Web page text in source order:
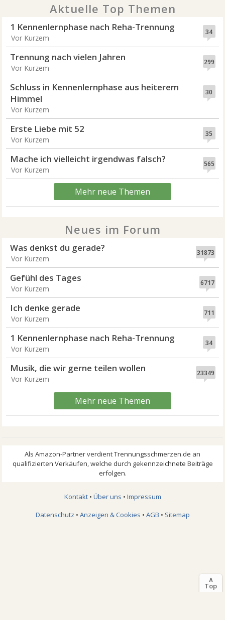
Aktuelle Top Themen
34
1 Kennenlernphase nach Reha-Trennung
Vor Kurzem
299
Trennung nach vielen Jahren
Vor Kurzem
30
Schluss in Kennenlernphase aus heiterem
Himmel
Vor Kurzem
35
Erste Liebe mit 52
Vor Kurzem
565
Mache ich vielleicht irgendwas falsch?
Vor Kurzem
Mehr neue Themen
Neues im Forum
31873
Was denkst du gerade?
Vor Kurzem
6717
Gefühl des Tages
Vor Kurzem
711
Ich denke gerade
Vor Kurzem
34
1 Kennenlernphase nach Reha-Trennung
Vor Kurzem
23349
Musik, die wir gerne teilen wollen
Vor Kurzem
Mehr neue Themen
Kontakt• Über uns • Impressum
Datenschutz • Anzeigen & Cookies • AGB • Sitemap
∧
Top